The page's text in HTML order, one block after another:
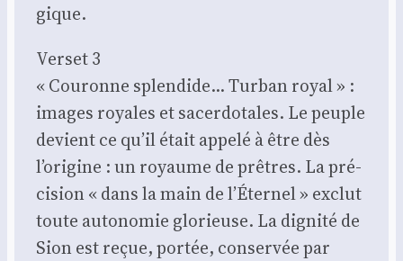
gique.
Ver­set 3
« Cou­ronne splen­dide… Tur­ban royal » :
images royales et sacer­do­tales. Le peuple
devient ce qu’il était appe­lé à être dès
l’origine : un royaume de prêtres. La pré­
ci­sion « dans la main de l’Éternel » exclut
toute auto­no­mie glo­rieuse. La digni­té de
Sion est reçue, por­tée, conser­vée par